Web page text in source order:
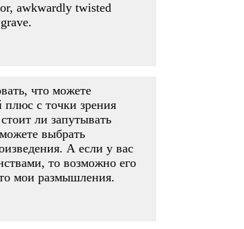
awkwardly twisted
что можете
плюс с точки зрения
ли запутывать
выбрать
А если у вас
то возможно его
мои размышления.